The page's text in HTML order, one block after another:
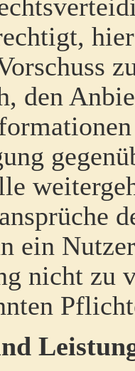
den
ein
nicht zu